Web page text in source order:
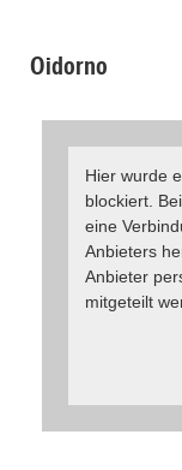
Oidorno
Hier wurde
blockiert.
eine
Anbieters
Anbieter
mitgeteilt